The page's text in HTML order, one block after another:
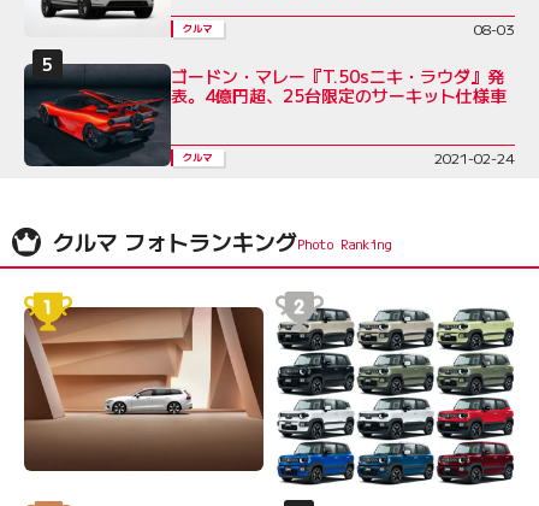
クルマ 08-03
ゴードン・マレー『T.50sニキ・ラウダ』発
表。4億円超、25台限定のサーキット仕様車
クルマ 2021-02-24
クルマ フォトランキング